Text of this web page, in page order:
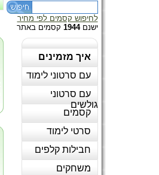
לחיפוש קסמים לפי מחיר
ישנם1944 קסמים באתר
איך מזמינים
עם סרטוני לימוד
עם סרטוני
גולשים
קסמים
סרטי לימוד
חבילות קלפים
משחקים